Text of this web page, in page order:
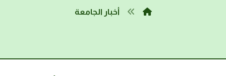
أخبار الجامعة